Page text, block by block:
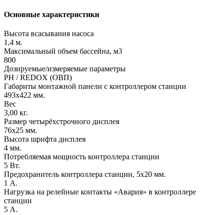
Основные характеристики
Высота всасывания насоса
1,4 м.
Максимальный объем бассейна, м3
800
Дозируемые/измеряемые параметры
PH / REDOX (ОВП)
Габариты монтажной панели с контроллером станции
493х422 мм.
Вес
3,00 кг.
Размер четырёхстрочного дисплея
76х25 мм.
Высота шрифта дисплея
4 мм.
Потребляемая мощность контроллера станции
5 Вт.
Предохранитель контроллера станции, 5х20 мм.
1 А.
Нагрузка на релейные контакты «Авария» в контроллере
станции
5 А.